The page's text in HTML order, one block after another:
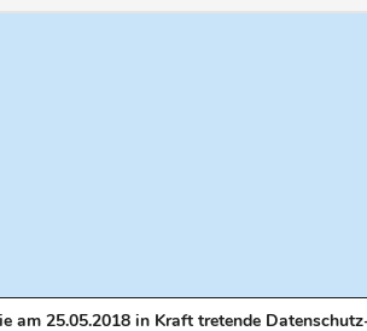
am 25.05.2018 in Kraft tretende